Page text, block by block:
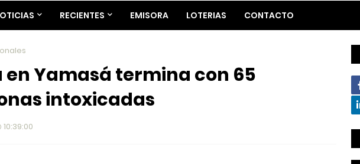
RECIENTES EMISORA LOTERIAS CONTACTO
en Yamasá termina con 65
intoxicadas
10:39:00